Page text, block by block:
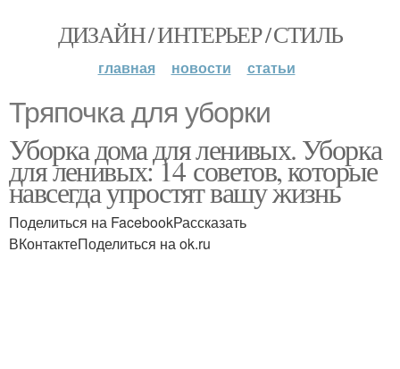
ДИЗАЙН / ИНТЕРЬЕР / СТИЛЬ
главная новости статьи
Тряпочка для уборки
Уборка дома для ленивых. Уборка
для ленивых: 14 советов, которые
навсегда упростят вашу жизнь
Поделиться на FacebookРассказать
ВКонтактеПоделиться на ok.ru